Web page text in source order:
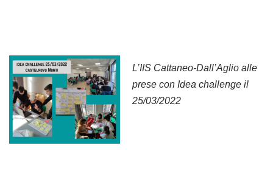
L’IIS Cattaneo-Dall’Aglio alle
prese con Idea challenge il
25/03/2022